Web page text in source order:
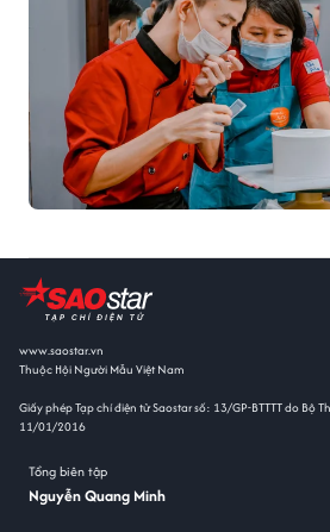
www.saostar.vn
Thuộc Hội Người Mẫu Việt Nam
Giấy phép Tạp chí điện tử Saostar số: 13/GP-BTTTT do Bộ
11/01/2016
Tổng biên tập
Nguyễn Quang Minh